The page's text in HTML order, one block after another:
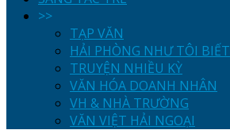
>>
TẠP VĂN
HẢI PHÒNG NHƯ TÔI BIẾT
TRUYỆN NHIỀU KỲ
VĂN HÓA DOANH NHÂN
VH & NHÀ TRƯỜNG
VĂN VIỆT HẢI NGOẠI